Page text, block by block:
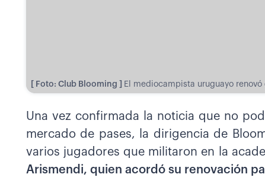
[ Foto: Club Blooming ] El mediocampista uruguayo
Una vez confirmada la noticia que no
mercado de pases, la dirigencia de
varios jugadores que militaron en la
Arismendi, quien acordó su renovación